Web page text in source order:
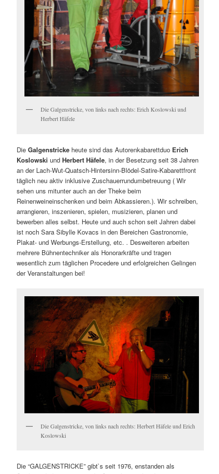
Die Galgenstricke, von links nach rechts: Erich Koslowski und
Herbert Häfele
DieGalgenstricke heute sind das Autorenkabarettduo Erich
Koslowski undHerbert Häfele, in der Besetzung seit 38 Jahren
an der Lach-Wut-Quatsch-Hintersinn-Blödel-Satire-Kabarettfront
täglich neu aktiv inklusive Zuschauerrundumbetreuung ( Wir
sehen uns mitunter auch an der Theke beim
Reinenweineinschenken und beim Abkassieren.). Wir schreiben,
arrangieren, inszenieren, spielen, musizieren, planen und
bewerben alles selbst. Heute und auch schon seit Jahren dabei
ist noch Sara Sibylle Kovacs in den Bereichen Gastronomie,
Plakat- und Werbungs-Erstellung, etc. . Desweiteren arbeiten
mehrere Bühnentechniker als Honorarkräfte und tragen
wesentlich zum täglichen Procedere und erfolgreichen Gelingen
der Veranstaltungen bei!
Die Galgenstricke, von links nach rechts: Herbert Häfele und Erich
Koslowski
Die “GALGENSTRICKE” gibt`s seit 1976, enstanden als